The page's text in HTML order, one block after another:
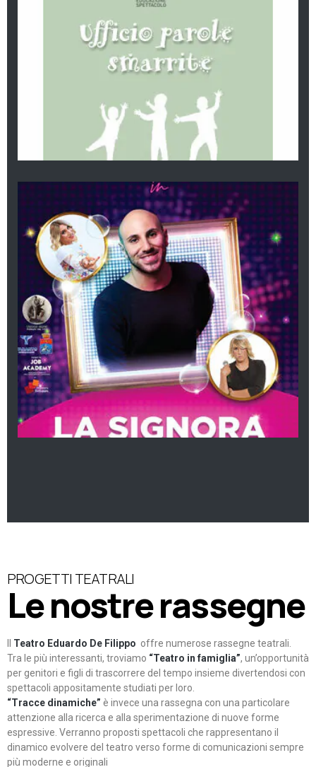
PROGETTI TEATRALI
Le nostre rassegne
Teatro Eduardo De Filippo offre numerose rassegne teatrali.
Tra le più interessanti, troviamo “Teatro in famiglia”, un’opportunità
per genitori e figli di trascorrere del tempo insieme divertendosi con
spettacoli appositamente studiati per loro.
“Tracce dinamiche” è invece una rassegna con una particolare
attenzione alla ricerca e alla sperimentazione di nuove forme
espressive. Verranno proposti spettacoli che rappresentano il
dinamico evolvere del teatro verso forme di comunicazioni sempre
più moderne e originali